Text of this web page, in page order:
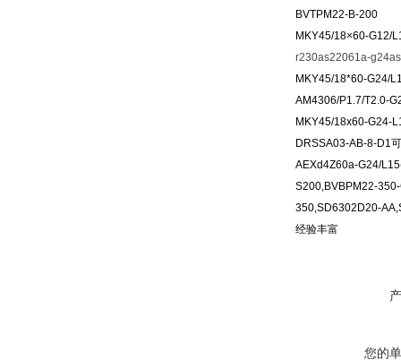
BVTPM22-B-200
MKY45/18×60-G12/
r230as22061a-
MKY45/18*60-G24/
AM4306/P1.7/T2.0-
MKY45/18x60-G24-
DRSSA03-AB-8-D1
AEXd4Z60a-G24/
S200,BVBPM22-
350,SD6302D20-
经验丰富
您的